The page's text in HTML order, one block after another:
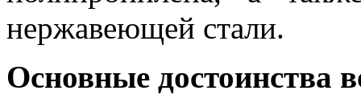
нержавеющей стали.
Основные достоинства